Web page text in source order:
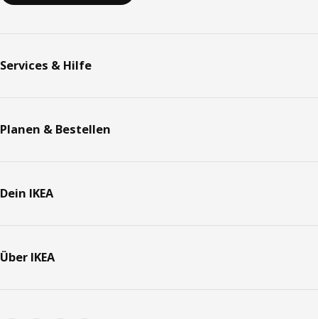
Services & Hilfe
Planen & Bestellen
Dein IKEA
Über IKEA